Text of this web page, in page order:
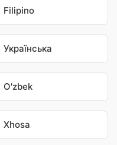
Filipino
Українська
O'zbek
Xhosa